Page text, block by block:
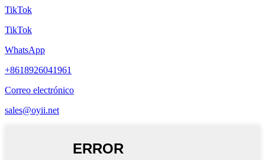
TikTok
TikTok
WhatsApp
+8618926041961
Correo electrónico
sales@oyii.net